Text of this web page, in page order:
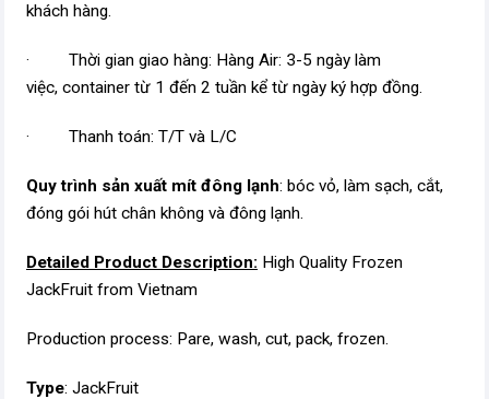
khách hàng.
· Thời gian giao hàng: Hàng Air: 3-5 ngày làm
việc, container từ 1 đến 2 tuần kể từ ngày ký hợp đồng.
· Thanh toán: T/T và L/C
Quy trình sản xuất mít đông lạnh: bóc vỏ, làm sạch, cắt,
đóng gói hút chân không và đông lạnh.
Detailed Product Description: High Quality Frozen
JackFruit from Vietnam
Production process: Pare, wash, cut, pack, frozen.
Type: JackFruit